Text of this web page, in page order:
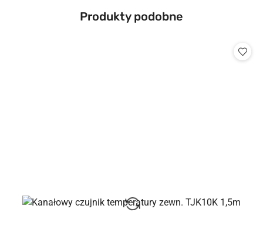
Pomiń karuzelę produktów
Produkty
Produkty podobne